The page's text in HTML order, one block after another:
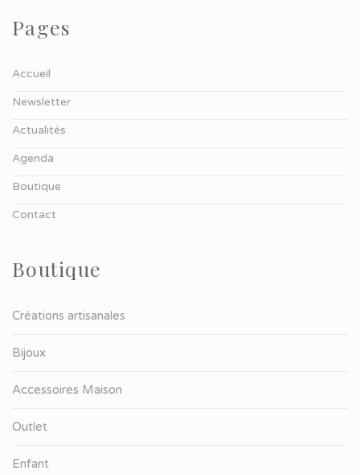
Pages
Accueil
Newsletter
Actualités
Agenda
Boutique
Contact
Boutique
Créations artisanales
Bijoux
Accessoires Maison
Outlet
Enfant